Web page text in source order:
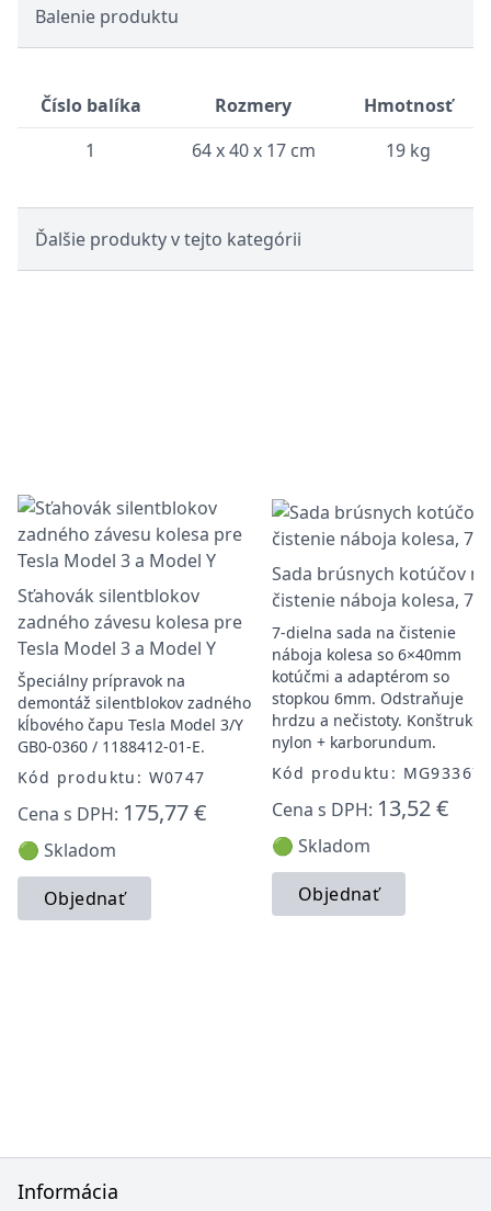
Balenie produktu
Číslo balíka Rozmery
Hmotnosť
1
64 x 40 x 17 cm 19 kg
Ďalšie produkty v tejto kategórii
Sťahovák silentblokov
zadného závesu kolesa pre
Tesla Model 3 a Model Y
Špeciálny prípravok na
demontáž silentblokov zadného
kĺbového čapu Tesla Model 3/Y
GB0-0360 / 1188412-01-E.
Kód produktu: W0747
Cena s DPH: 175,77 €
🟢 Skladom
Objednať
Sada brúsnych kotúčov na
čistenie náboja kolesa, 7ks
7-dielna sada na čistenie
náboja kolesa so 6×40mm
kotúčmi a adaptérom so
stopkou 6mm. Odstraňuje
hrdzu a nečistoty.
nylon + karborundum.
Kód produktu: MG93367
Cena s DPH: 13,52 €
🟢 Skladom
Objednať
Informácia